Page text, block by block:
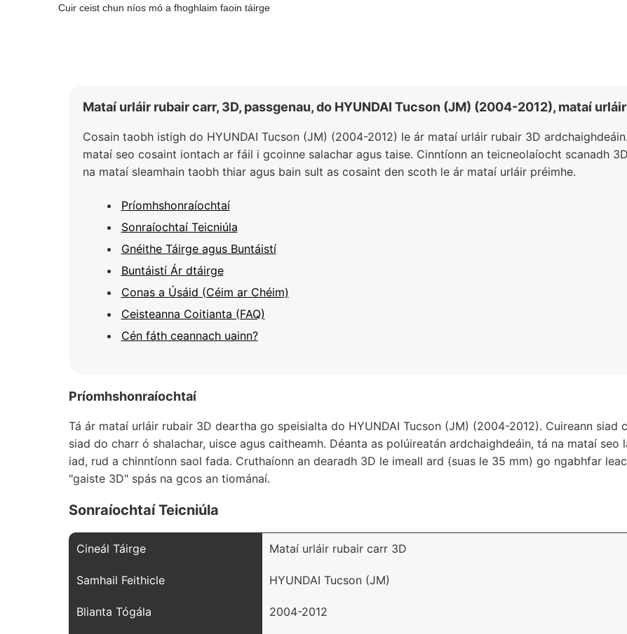
Cuir ceist chun níos mó a fhoghlaim faoin táirge
Mataí urláir rubair carr, 3D, passgenau, do HYUNDAI Tucson (JM) (2004-2012), mataí
Cosain taobh istigh do HYUNDAI Tucson (JM) (2004-2012) le ár mataí urláir rubair 3D
mataí seo cosaint iontach ar fáil i gcoinne salachar agus taise. Cinntíonn an teicneolaíocht scanadh
na mataí sleamhain taobh thiar agus bain sult as cosaint den scoth le ár mataí urláir préimhe.
Príomhshonraíochtaí
Sonraíochtaí Teicniúla
Gnéithe Táirge agus Buntáistí
Buntáistí Ár dtáirge
Conas a Úsáid (Céim ar Chéim)
Ceisteanna Coitianta (FAQ)
Cén fáth ceannach uainn?
Príomhshonraíochtaí
Tá ár mataí urláir rubair 3D deartha go speisialta do HYUNDAI Tucson (JM) (2004-2012). Cuireann
siad do charr ó shalachar, uisce agus caitheamh. Déanta as polúireatán ardchaighdeáin, tá na mataí
iad, rud a chinntíonn saol fada. Cruthaíonn an dearadh 3D le imeall ard (suas le 35 mm) go ngabhfar
"gaiste 3D" spás na gcos an tiománaí.
Sonraíochtaí Teicniúla
Cineál Táirge Mataí urláir rubair carr 3D
Samhail Feithicle HYUNDAI Tucson (JM)
Blianta Tógála 2004-2012